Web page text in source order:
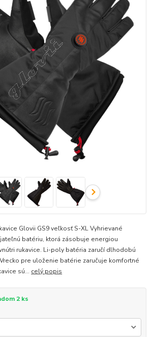
Glovii GS9 veľkosť S-XL Vyhrievané
batériu, ktorá zásobuje energiou
rukavice. Li-poly batéria zaručí dlhodobú
pre uloženie batérie zaručuje komfortné
sú... celý popis
2 ks